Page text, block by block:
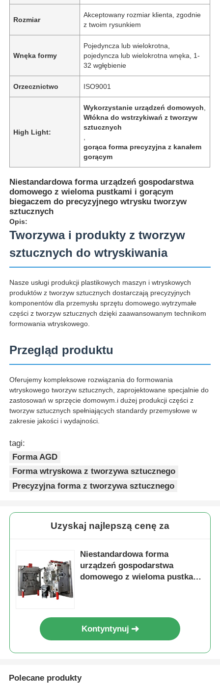
Wycieczka po fabryce
Kontrola jakości
Skontaktuj się z nami
Poprosić o wycenę
Forma części samochodowych
Podwójny strzał wtrysku
Formowanie wtryskowe elektroniki
Formularz biegów
Formowanie wtryskowe metodą overmoldingu
plastikowe elementy formy
Rozmiar
Akceptowany rozmiar klienta, zgodnie
z twoim rysunkiem
Wnęka formy
Pojedyncza lub wielokrotna,
pojedyncza lub wielokrotna wnęka, 1-
32 wgłębienie
Orzecznictwo ISO9001
High Light:
Wykorzystanie urządzeń domowych
Włókna do wstrzykiwań z tworzyw
sztucznych
gorąca forma precyzyjna z kanałem
gorącym
Niestandardowa forma urządzeń gospodarstwa
domowego z wieloma pustkami i gorącym
biegaczem do precyzyjnego wtrysku tworzyw
sztucznych
Opis:
Tworzywa i produkty z tworzyw
sztucznych do wtryskiwania
Nasze usługi produkcji plastikowych maszyn i wtryskowych
produktów z tworzyw sztucznych dostarczają precyzyjnych
komponentów dla przemysłu sprzętu domowego.wytrzymałe
części z tworzyw sztucznych dzięki zaawansowanym technikom
formowania wtryskowego.
Przegląd produktu
Oferujemy kompleksowe rozwiązania do formowania
wtryskowego tworzyw sztucznych, zaprojektowane specjalnie do
zastosowań w sprzęcie domowym.i dużej produkcji części z
tworzyw sztucznych spełniających standardy przemysłowe w
zakresie jakości i wydajności.
tagi:
Forma AGD
Forma wtryskowa z tworzywa sztucznego
Precyzyjna forma z tworzywa sztucznego
Uzyskaj najlepszą cenę za
Niestandardowa forma
urządzeń gospodarstwa
domowego z wieloma pustkami
Kontyntynuj
Polecane produkty